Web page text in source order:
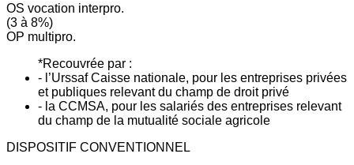
OS vocation interpro.
(3 à 8%)
OP multipro.
*Recouvrée par :
- l’Urssaf Caisse nationale, pour les entreprises privées
et publiques relevant du champ de droit privé
- la CCMSA, pour les salariés des entreprises relevant
du champ de la mutualité sociale agricole
DISPOSITIF CONVENTIONNEL